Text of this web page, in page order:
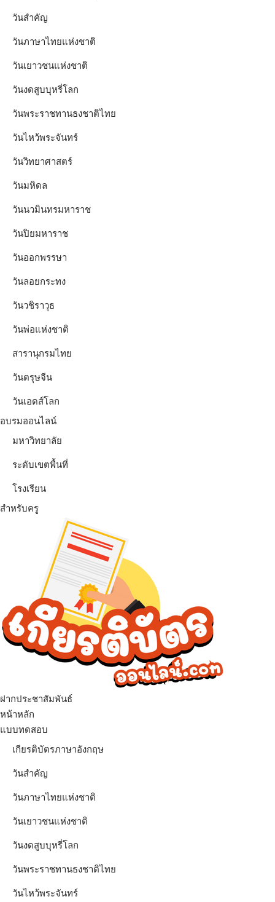
วันสำคัญ
วันภาษาไทยแห่งชาติ
วันเยาวชนแห่งชาติ
วันงดสูบบุหรี่โลก
วันพระราชทานธงชาติไทย
วันไหว้พระจันทร์​
วันวิทยาศาสตร์
วันมหิดล
วันนวมินทรมหาราช
วันปิยมหาราช
วันออกพรรษา
วันลอยกระทง
วันวชิราวุธ
วันพ่อแห่งชาติ
สารานุกรมไทย
วันตรุษจีน
วันเอดส์โลก
อบรมออนไลน์
มหาวิทยาลัย
ระดับเขตพื้นที่
โรงเรียน
สำหรับครู
ฝากประชาสัมพันธ์
เมนู
หน้าหลัก
แบบทดสอบ
เกียรติบัตรภาษาอังกฤษ
วันสำคัญ
วันภาษาไทยแห่งชาติ
วันเยาวชนแห่งชาติ
วันงดสูบบุหรี่โลก
วันพระราชทานธงชาติไทย
วันไหว้พระจันทร์​